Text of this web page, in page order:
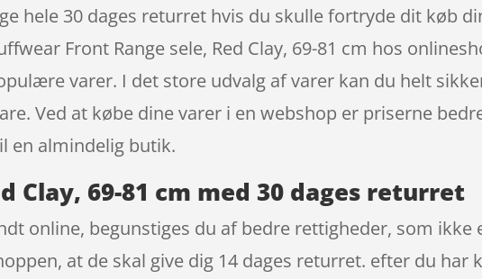
hele 30 dages returret hvis du skulle fortryde dit køb
Front Range sele, Red Clay, 69-81 cm hos
varer. I det store udvalg af varer kan du helt
Ved at købe dine varer i en webshop er priserne
en almindelig butik.
Clay, 69-81 cm med 30 dages returret
online, begunstiges du af bedre rettigheder, som ikke
at de skal give dig 14 dages returret. efter du har